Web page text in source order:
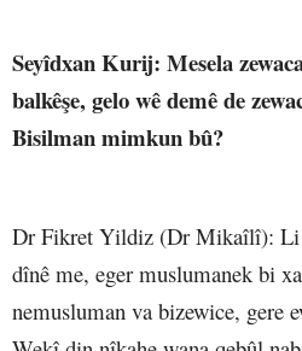
Seyîdxan Kurij: Mesela
balkêşe, gelo wê demê de
Bisilman mimkun bû?
Dr Fikret Yildiz (Dr Mikaîlî): Li
dînê me, eger muslumanek bi
nemusluman va bizewice, gere